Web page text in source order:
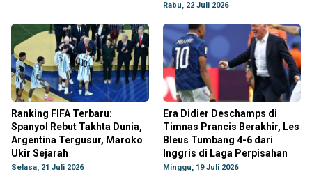
Rabu, 22 Juli 2026
Ranking FIFA Terbaru:
Spanyol Rebut Takhta Dunia,
Argentina Tergusur, Maroko
Ukir Sejarah
Selasa, 21 Juli 2026
Era Didier Deschamps di
Timnas Prancis Berakhir, Les
Bleus Tumbang 4-6 dari
Inggris di Laga Perpisahan
Minggu, 19 Juli 2026